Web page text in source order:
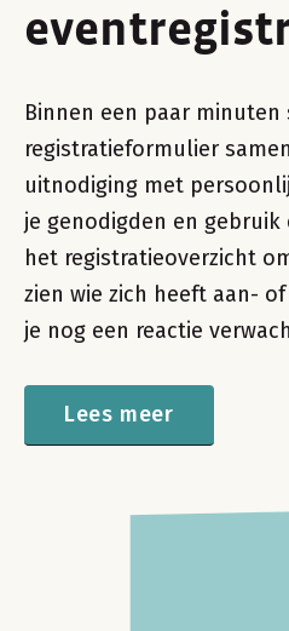
Binnen een paar minuten
registratieformulier
uitnodiging met
je genodigden en
het registratieoverzicht
zien wie zich heeft aan-
je nog een reactie
Lees meer